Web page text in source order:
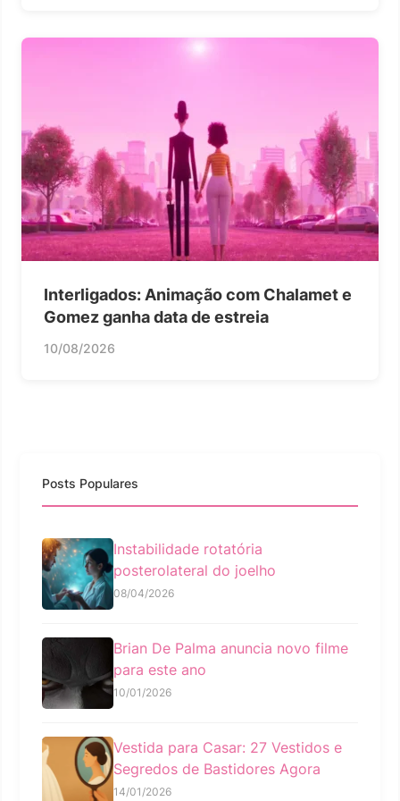
Interligados: Animação com Chalamet e
Gomez ganha data de estreia
10/08/2026
Posts Populares
Instabilidade rotatória
posterolateral do joelho
08/04/2026
Brian De Palma anuncia novo filme
para este ano
10/01/2026
Vestida para Casar: 27 Vestidos e
Segredos de Bastidores Agora
14/01/2026